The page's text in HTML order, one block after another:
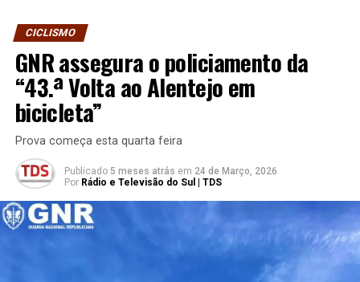
CICLISMO
GNR assegura o policiamento da
“43.ª Volta ao Alentejo em
bicicleta”
Prova começa esta quarta feira
Publicado 5 meses atrás em 24 de Março, 2026
Por Rádio e Televisão do Sul | TDS